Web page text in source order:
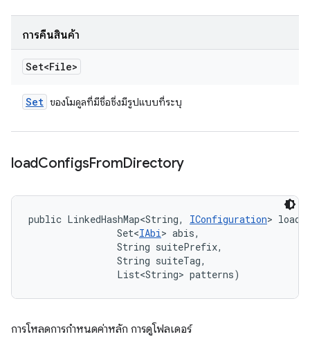
การคืนสินค้า
Set<File>
Set ของโมดูลที่มีชื่อซึ่งมีรูปแบบที่ระบุ
loadConfigsFromDirectory
public LinkedHashMap<String, IConfiguration>
                Set<
IAbi> abis,
                String suitePrefix,
                String suiteTag,
                List<String> patterns)
การโหลดการกำหนดค่าหลัก การดูโฟลเดอร์